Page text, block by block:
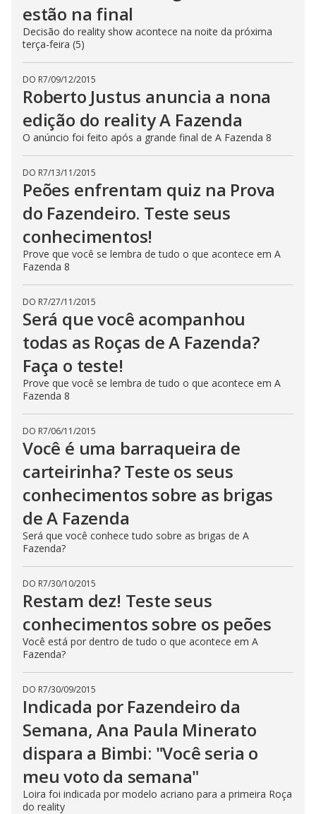
estão na final
Decisão do reality show acontece na noite da próxima
terça-feira (5)
DO R7/09/12/2015
Roberto Justus anuncia a nona
edição do reality A Fazenda
O anúncio foi feito após a grande final de A Fazenda 8
DO R7/13/11/2015
Peões enfrentam quiz na Prova
do Fazendeiro. Teste seus
conhecimentos!
Prove que você se lembra de tudo o que acontece em A
Fazenda 8
DO R7/27/11/2015
Será que você acompanhou
todas as Roças de A Fazenda?
Faça o teste!
Prove que você se lembra de tudo o que acontece em A
Fazenda 8
DO R7/06/11/2015
Você é uma barraqueira de
carteirinha? Teste os seus
conhecimentos sobre as brigas
de A Fazenda
Será que você conhece tudo sobre as brigas de A
Fazenda?
DO R7/30/10/2015
Restam dez! Teste seus
conhecimentos sobre os peões
Você está por dentro de tudo o que acontece em A
Fazenda?
DO R7/30/09/2015
Indicada por Fazendeiro da
Semana, Ana Paula Minerato
dispara a Bimbi: "Você seria o
meu voto da semana"
Loira foi indicada por modelo acriano para a primeira Roça
do reality